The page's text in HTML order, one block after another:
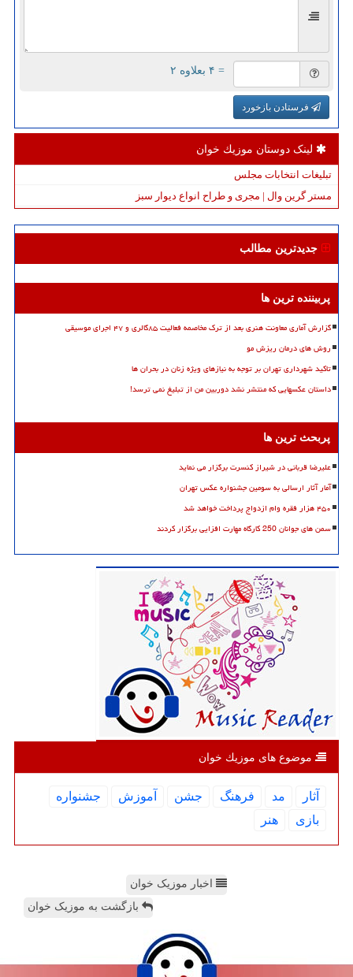
= ۴ بعلاوه ۲
فرستادن بازخورد
لینک دوستان موزیك خوان
تبلیغات انتخابات مجلس
مستر گرین وال | مجری و طراح انواع دیوار سبز
جدیدترین مطالب
پربیننده ترین ها
گزارش آماری معاونت هنری بعد از ترک مخاصمه فعالیت ۸۵گالری و ۴۷ اجرای موسیقی
روش های درمان ریزش مو
تاکید شهرداری تهران بر توجه به نیازهای ویژه زنان در بحران ها
داستان عکسهایی که منتشر نشد دوربین من از تبلیغ نمی ترسد!
پربحث ترین ها
علیرضا قربانی در شیراز کنسرت برگزار می نماید
آمار آثار ارسالی به سومین جشنواره عکس تهران
۴۵۰ هزار فقره وام ازدواج پرداخت خواهد شد
سمن های جوانان 250 کارگاه مهارت افزایی برگزار کردند
موضوع های موزیك خوان
آثار مد فرهنگ جشن آموزش
جشنواره
بازی
هنر
اخبار موزیک خوان
بازگشت به موزیک خوان